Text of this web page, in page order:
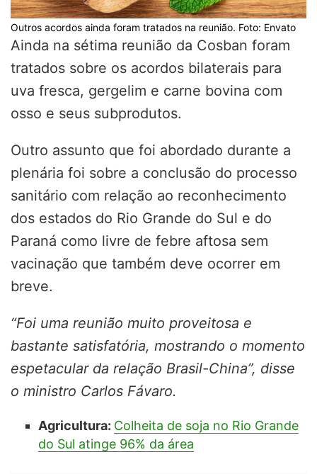
Outros acordos ainda foram tratados na reunião. Foto: Envato
Ainda na sétima reunião da Cosban foram
tratados sobre os acordos bilaterais para
uva fresca, gergelim e carne bovina com
osso e seus subprodutos.
Outro assunto que foi abordado durante a
plenária foi sobre a conclusão do processo
sanitário com relação ao reconhecimento
dos estados do Rio Grande do Sul e do
Paraná como livre de febre aftosa sem
vacinação que também deve ocorrer em
breve.
“Foi uma reunião muito proveitosa e
bastante satisfatória, mostrando o momento
espetacular da relação Brasil-China”, disse
o ministro Carlos Fávaro.
Agricultura: Colheita de soja no Rio Grande
do Sul atinge 96% da área